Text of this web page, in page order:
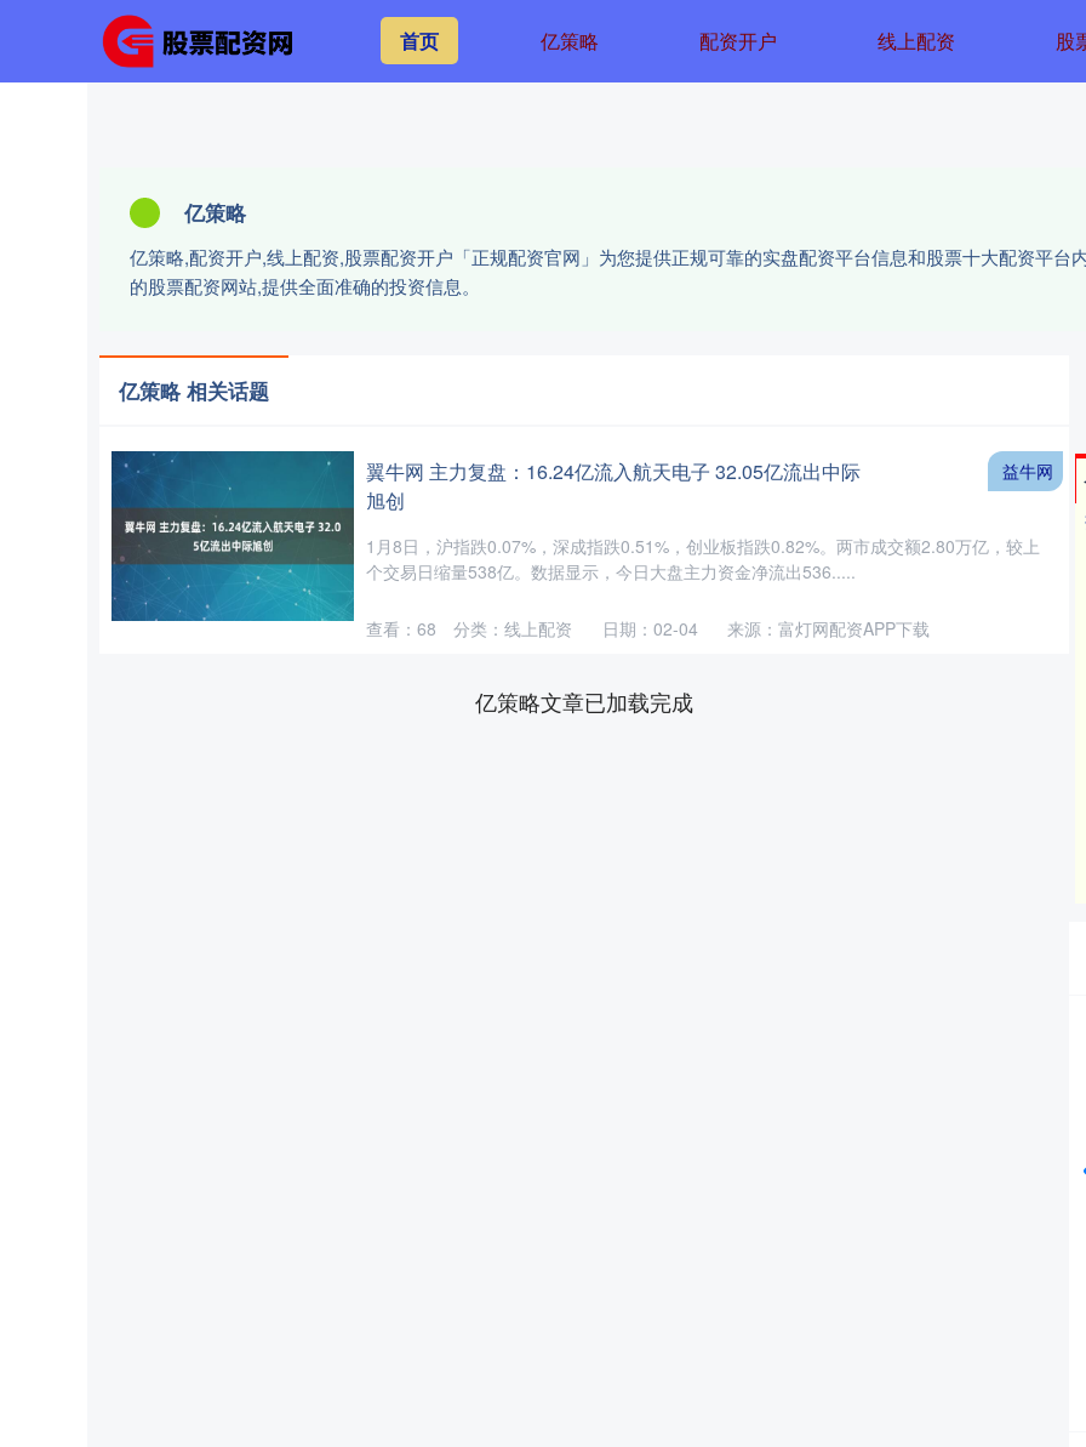
首页 亿策略 配资开户 线上配资 股
亿策略
亿策略,配资开户,线上配资,股票配资开户「正规配资官网」为您提供正规可靠的实盘配资平台信息和股票十大配资平台
的股票配资网站,提供全面准确的投资信息。
亿策略 相关话题
翼牛网 主力复盘：16.24亿流入航天电子 32.05亿流出中际
旭创
1月8日，沪指跌0.07%，深成指跌0.51%，创业板指跌0.82%。两市成交额2.80万亿，较上
个交易日缩量538亿。数据显示，今日大盘主力资金净流出536.....
益牛网
日期：02-04 来源：富灯网配资APP下载
查看： 68 分类： 线上配资
亿策略文章已加载完成